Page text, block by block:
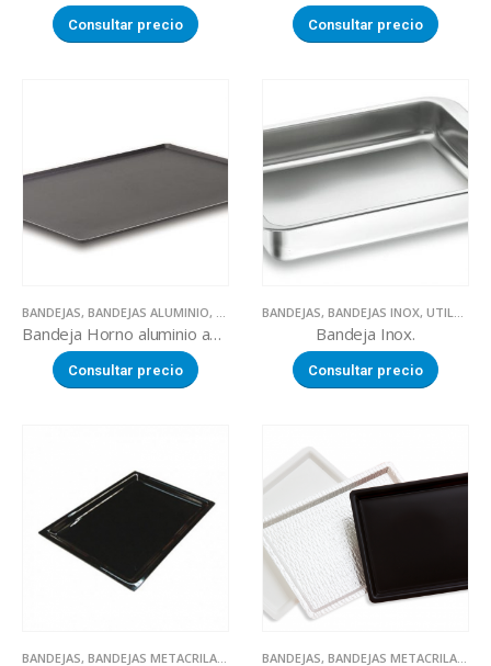
Consultar precio Consultar precio
BANDEJAS, BANDEJAS ALUMINIO, UTILLAJE
Bandeja Horno aluminio antiadherente
Consultar precio
BANDEJAS, BANDEJAS INOX, UTILLAJE
Bandeja Inox.
Consultar precio
BANDEJAS, BANDEJAS METACRILATO UTILLAJE
BANDEJAS, BANDEJAS METACRILATO